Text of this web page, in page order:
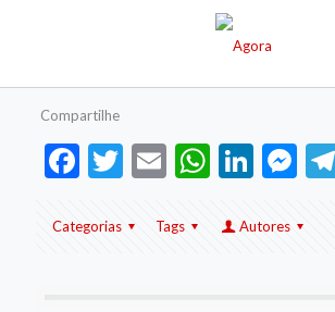
Compartilhe
Facebook
Twitter
Email
Categorias Tags Autores